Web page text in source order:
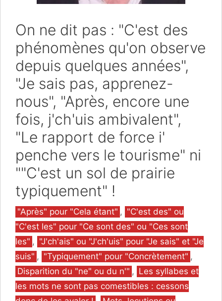
On ne dit pas : "C'est des
phénomènes qu'on observe
depuis quelques années",
"Je sais pas, apprenez-
nous", "Après, encore une
fois, j'ch'uis ambivalent",
"Le rapport de force i'
penche vers le tourisme" ni
""C'est un sol de prairie
typiquement" !
Catégories
"Après" pour "Cela étant" , "C'est des" ou
"C'est les" pour "Ce sont des" ou "Ces sont
les" , "J'ch'ais" ou "J'ch'uis" pour "Je sais" et "Je
suis" , "Typiquement" pour "Concrètement" ,
Disparition du "ne" ou du n'" , Les syllabes et
les mots ne sont pas comestibles : cessons